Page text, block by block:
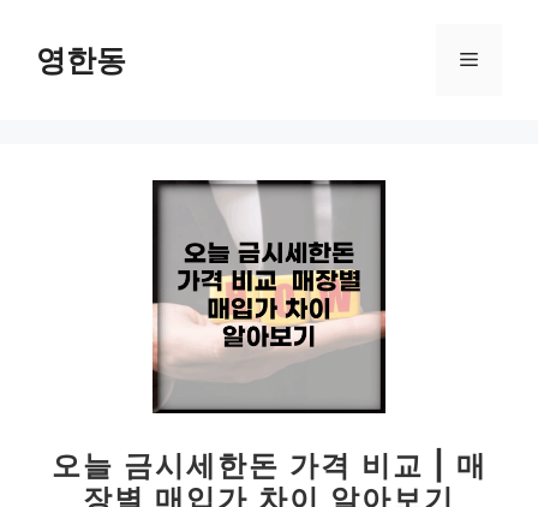
영한동 메
오늘 금시세한돈 가격 비교 | 매
장별 매입가 차이 알아보기